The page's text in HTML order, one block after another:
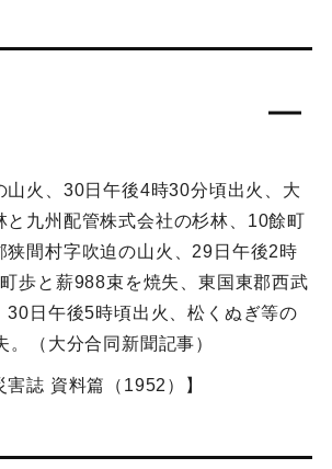
山火、30日午後4時30分頃出火、大
と九州配管株式会社の杉林、10餘町
狭間村字吹迫の山火、29日午後2時
歩と薪988束を焼失、東国東郡西武
30日午後5時頃出火、松くぬぎ等の
。（大分合同新聞記事）
害誌 資料篇（1952）】